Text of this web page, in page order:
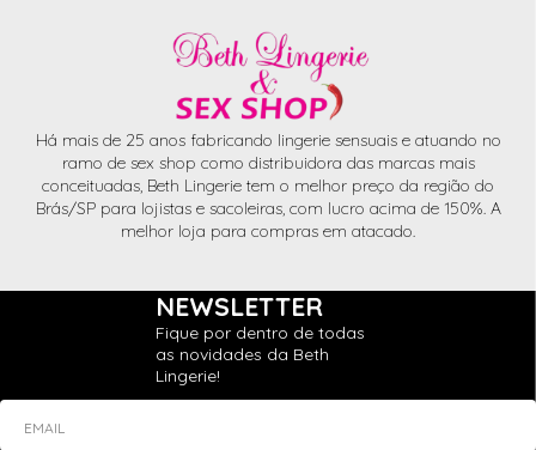
Há mais de 25 anos fabricando lingerie sensuais e atuando no
ramo de sex shop como distribuidora das marcas mais
conceituadas, Beth Lingerie tem o melhor preço da região do
Brás/SP para lojistas e sacoleiras, com lucro acima de 150%. A
melhor loja para compras em atacado.
NEWSLETTER
Fique por dentro de todas
as novidades da Beth
Lingerie!
EMAIL